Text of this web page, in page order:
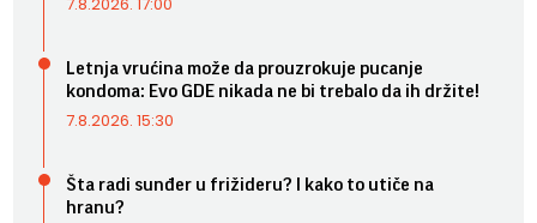
Letnja vrućina može da prouzrokuje pucanje
kondoma: Evo GDE nikada ne bi trebalo da ih držite!
7.8.2026. 15:30
Šta radi sunđer u frižideru? I kako to utiče na
hranu?